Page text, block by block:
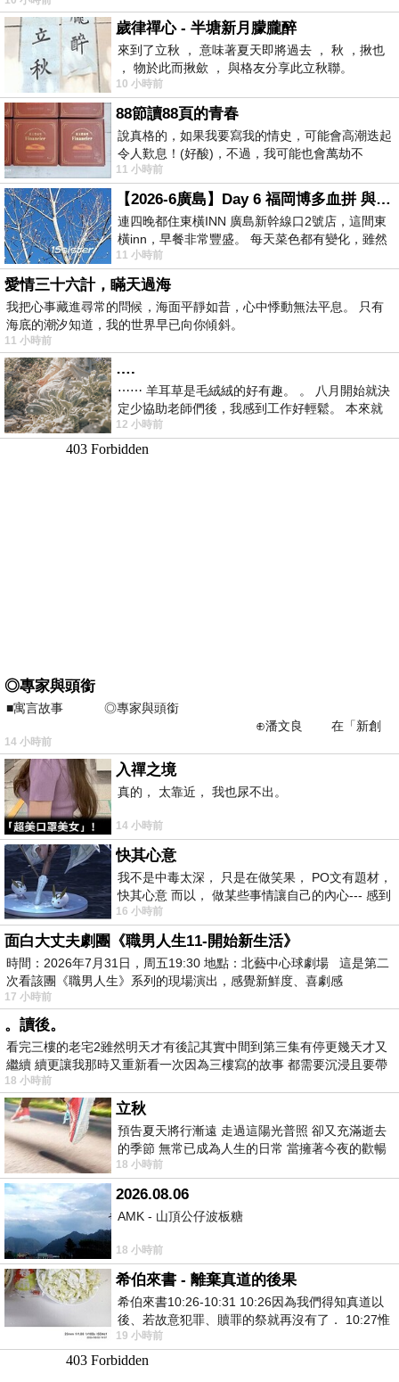
歲律禪心 - 半塘新月朦朧醉
來到了立秋 ， 意味著夏天即將過去 ， 秋 ，揪也
， 物於此而揪歛 ， 與格友分享此立秋聯。
10 小時前
88節讀88頁的青春
說真格的，如果我要寫我的情史，可能會高潮迭起
令人歎息！(好酸)，不過，我可能也會萬劫不
復...，每天跪鍵盤還是被判了花心的罪
11 小時前
【2026-6廣島】Day 6 福岡博多血拼 與機場接送少年司機深夜對談
連四晚都住東橫INN 廣島新幹線口2號店，這間東
橫inn，早餐非常豐盛。 每天菜色都有變化，雖然
看到工作人員拿出料理包加熱，但
11 小時前
愛情三十六計，瞞天過海
我把心事藏進尋常的問候，海面平靜如昔，心中悸動無法平息。 只有
海底的潮汐知道，我的世界早已向你傾斜。
11 小時前
….
⋯⋯ 羊耳草是毛絨絨的好有趣。 。 八月開始就決
定少協助老師們後，我感到工作好輕鬆。 本來就
不是我的工作啊。 真
12 小時前
◎專家與頭銜
■寓言故事 ◎專家與頭銜
⊕潘文良 在「新創
之谷」裡——
14 小時前
入禪之境
真的， 太靠近， 我也尿不出。
14 小時前
快其心意
我不是中毒太深， 只是在做笑果， PO文有題材，
快其心意 而以， 做某些事情讓自己的內心--- 感到
愉快。
16 小時前
面白大丈夫劇團《職男人生11-開始新生活》
時間：2026年7月31日，周五19:30 地點：北藝中心球劇場 這是第二
次看該團《職男人生》系列的現場演出，感覺新鮮度、喜劇感
17 小時前
。讀後。
看完三樓的老宅2雖然明天才有後記其實中間到第三集有停更幾天才又
繼續 續更讓我那時又重新看一次因為三樓寫的故事 都需要沉浸且要帶
有
18 小時前
立秋
預告夏天將行漸遠 走過這陽光普照 卻又充滿逝去
的季節 無常已成為人生的日常 當擁著今夜的歡暢
舒心 轉眼驟成昨日 而明晨 太陽
18 小時前
2026.08.06
AMK - 山頂公仔波板糖
18 小時前
希伯來書 - 離棄真道的後果
希伯來書10:26-10:31 10:26因為我們得知真道以
後、若故意犯罪、贖罪的祭就再沒有了． 10:27惟
有戰懼等候審判和那燒滅眾敵人的烈火
19 小時前